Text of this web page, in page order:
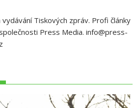
Tiskových zpráv. Profi články
Press Media. info@press-